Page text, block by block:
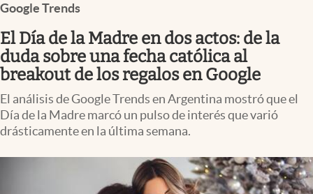
Negocios
Columnistas
Otras secciones
Infotechnology
Google Trends
El Día de la Madre en dos actos: de la
duda sobre una fecha católica al
breakout de los regalos en Google
El análisis de Google Trends en Argentina mostró que el
Día de la Madre marcó un pulso de interés que varió
drásticamente en la última semana.